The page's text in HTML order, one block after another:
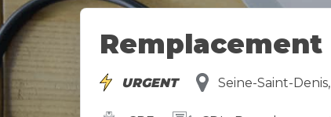
Remplacement
URGENT Seine-Saint-